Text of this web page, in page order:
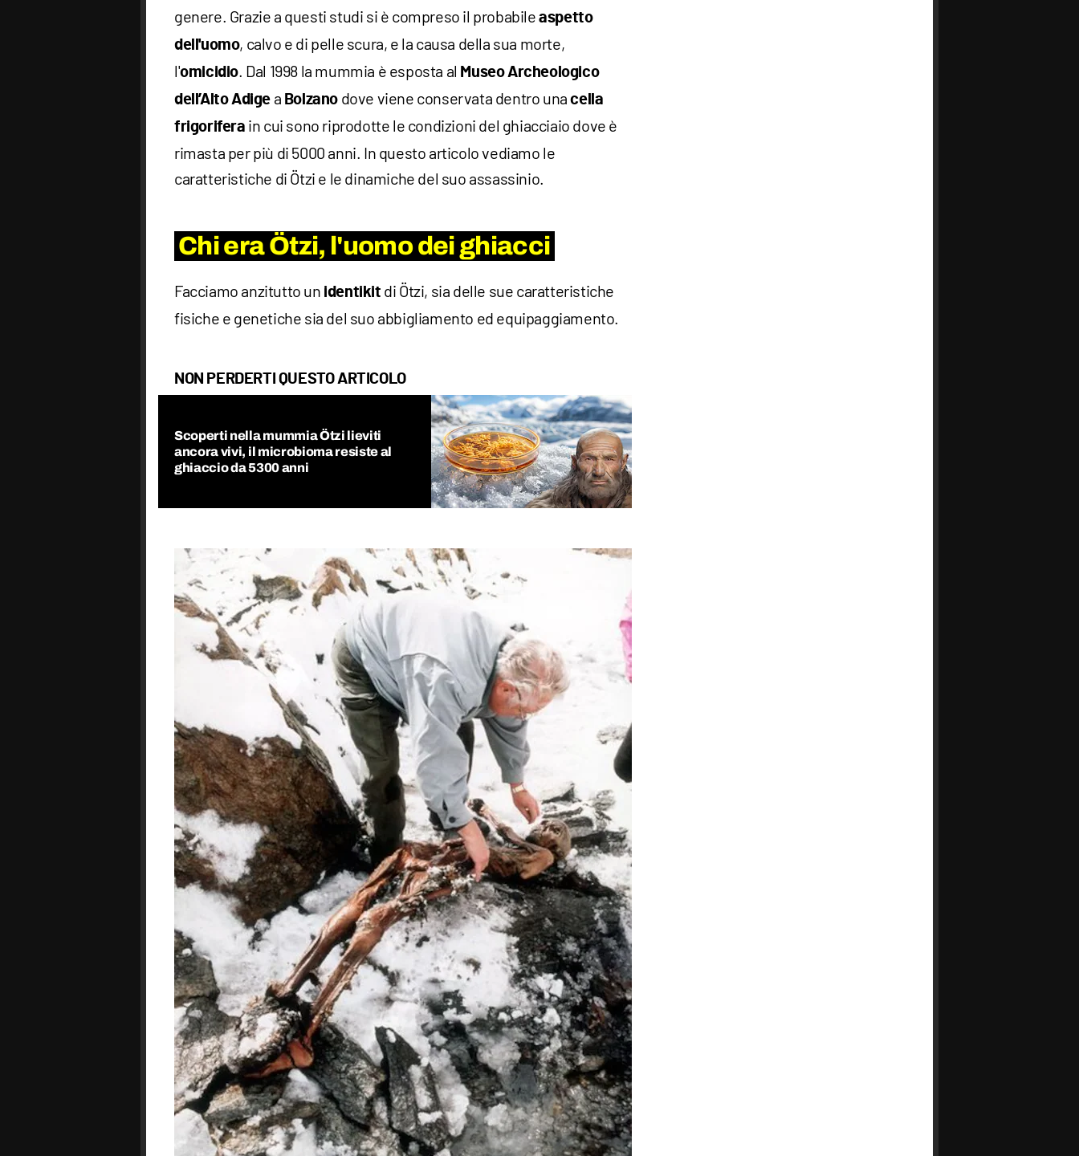
genere. Grazie a questi studi si è compreso il probabileaspetto
dell'uomo, calvo e di pelle scura, e la causa della sua morte,
l'omicidio. Dal 1998 la mummia è esposta al Museo Archeologico
dell’Alto Adige a Bolzano dove viene conservata dentro unacella
frigorifera in cui sono riprodotte le condizioni del ghiacciaio dove è
rimasta per più di 5000 anni. In questo articolo vediamo le
caratteristiche di Ötzi e le dinamiche del suo assassinio.
Chi era Ötzi, l'uomo dei ghiacci
Facciamo anzitutto un identikit di Ötzi, sia delle sue caratteristiche
fisiche e genetiche sia del suo abbigliamento ed equipaggiamento.
NON PERDERTI QUESTO ARTICOLO
Scoperti nella mummia Ötzi lieviti
ancora vivi, il microbioma resiste al
ghiaccio da 5300 anni